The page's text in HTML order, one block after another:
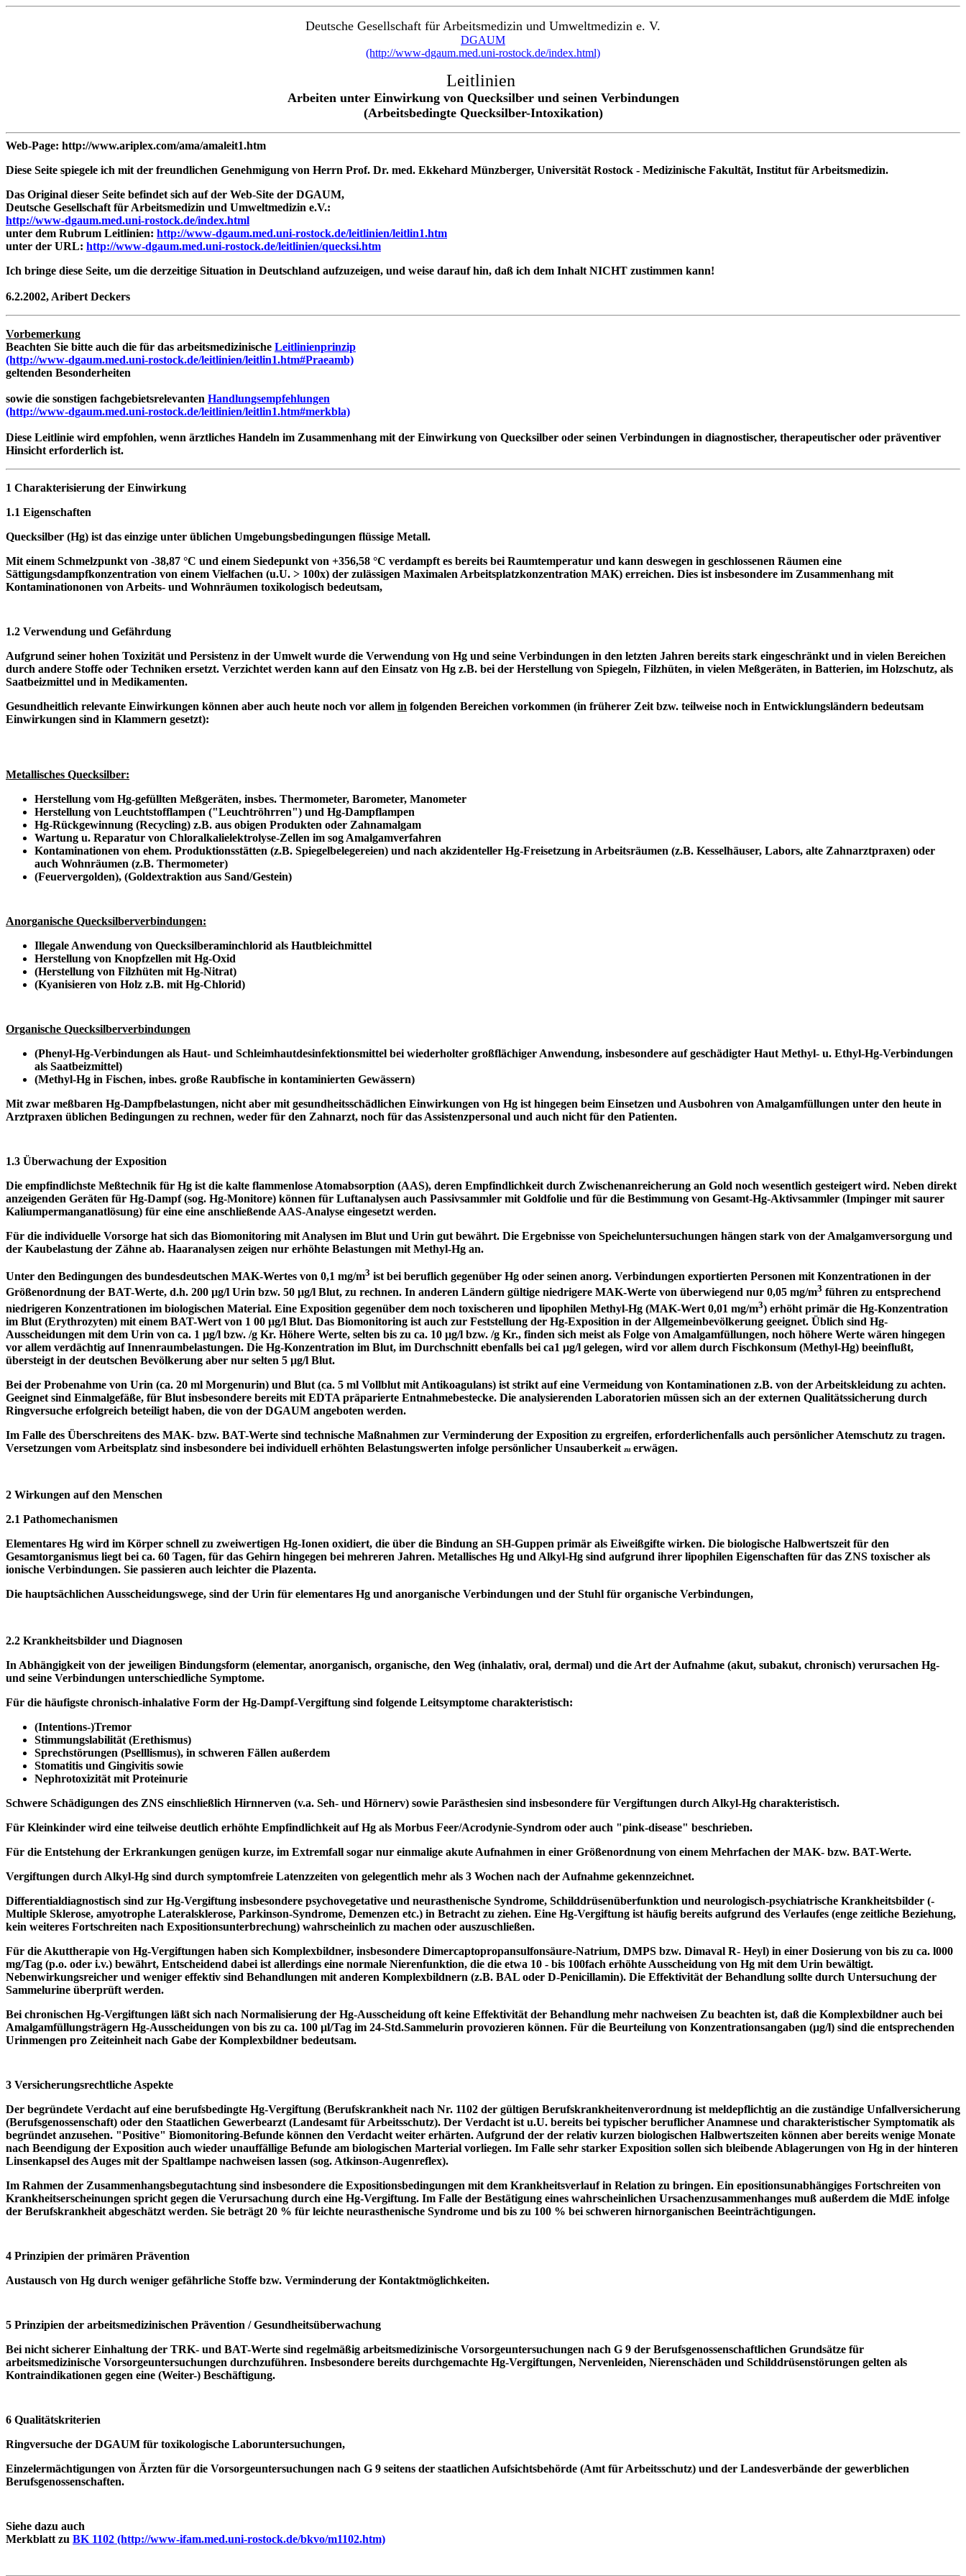
Deutsche Gesellschaft für Arbeitsmedizin und Umweltmedizin e. V.
DGAUM
(http://www-dgaum.med.uni-rostock.de/index.html)
Leitlinien
Arbeiten unter Einwirkung von Quecksilber und seinen Verbindungen
(Arbeitsbedingte Quecksilber-Intoxikation)
Web-Page: http://www.ariplex.com/ama/amaleit1.htm
Diese Seite spiegele ich mit der freundlichen Genehmigung von Herrn Prof. Dr. med. Ekkehard Münzberger, Universität Rostock - Medizinische Fakultät, Institut für Arbeitsmedizin.
Das Original dieser Seite befindet sich auf der Web-Site der DGAUM,
Deutsche Gesellschaft für Arbeitsmedizin und Umweltmedizin e.V.:
http://www-dgaum.med.uni-rostock.de/index.html
unter dem Rubrum Leitlinien: http://www-dgaum.med.uni-rostock.de/leitlinien/leitlin1.htm
unter der URL: http://www-dgaum.med.uni-rostock.de/leitlinien/quecksi.htm
Ich bringe diese Seite, um die derzeitige Situation in Deutschland aufzuzeigen, und weise darauf hin, daß ich dem Inhalt NICHT zustimmen kann!
6.2.2002, Aribert Deckers
Vorbemerkung
Beachten Sie bitte auch die für das arbeitsmedizinische Leitlinienprinzip
(http://www-dgaum.med.uni-rostock.de/leitlinien/leitlin1.htm#Praeamb)
geltenden Besonderheiten
sowie die sonstigen fachgebietsrelevanten Handlungsempfehlungen
(http://www-dgaum.med.uni-rostock.de/leitlinien/leitlin1.htm#merkbla)
Diese Leitlinie wird empfohlen, wenn ärztliches Handeln im Zusammenhang mit der Einwirkung von Quecksilber oder seinen Verbindungen in diagnostischer, therapeutischer oder präventiver
Hinsicht erforderlich ist.
1 Charakterisierung der Einwirkung
1.1 Eigenschaften
Quecksilber (Hg) ist das einzige unter üblichen Umgebungsbedingungen flüssige Metall.
Mit einem Schmelzpunkt von -38,87 °C und einem Siedepunkt von +356,58 °C verdampft es bereits bei Raumtemperatur und kann deswegen in geschlossenen Räumen eine
Sättigungsdampfkonzentration von einem Vielfachen (u.U. > 100x) der zulässigen Maximalen Arbeitsplatzkonzentration MAK) erreichen. Dies ist insbesondere im Zusammenhang mit
Kontaminationonen von Arbeits- und Wohnräumen toxikologisch bedeutsam,
1.2 Verwendung und Gefährdung
Aufgrund seiner hohen Toxizität und Persistenz in der Umwelt wurde die Verwendung von Hg und seine Verbindungen in den letzten Jahren bereits stark eingeschränkt und in vielen Bereichen
durch andere Stoffe oder Techniken ersetzt. Verzichtet werden kann auf den Einsatz von Hg z.B. bei der Herstellung von Spiegeln, Filzhüten, in vielen Meßgeräten, in Batterien, im Holzschutz, als
Saatbeizmittel und in Medikamenten.
Gesundheitlich relevante Einwirkungen können aber auch heute noch vor allem in folgenden Bereichen vorkommen (in früherer Zeit bzw. teilweise noch in Entwicklungsländern bedeutsam
Einwirkungen sind in Klammern gesetzt):
Metallisches Quecksilber:
Herstellung vom Hg-gefüllten Meßgeräten, insbes. Thermometer, Barometer, Manometer
Herstellung von Leuchtstofflampen ("Leuchtröhrren") und Hg-Dampflampen
Hg-Rückgewinnung (Recycling) z.B. aus obigen Produkten oder Zahnamalgam
Wartung u. Reparatur von Chloralkalielektrolyse-Zellen im sog Amalgamverfahren
Kontaminationen von ehem. Produktionsstätten (z.B. Spiegelbelegereien) und nach akzidenteller Hg-Freisetzung in Arbeitsräumen (z.B. Kesselhäuser, Labors, alte Zahnarztpraxen) oder
auch Wohnräumen (z.B. Thermometer)
(Feuervergolden), (Goldextraktion aus Sand/Gestein)
Anorganische Quecksilberverbindungen:
Illegale Anwendung von Quecksilberaminchlorid als Hautbleichmittel
Herstellung von Knopfzellen mit Hg-Oxid
(Herstellung von Filzhüten mit Hg-Nitrat)
(Kyanisieren von Holz z.B. mit Hg-Chlorid)
Organische Quecksilberverbindungen
(Phenyl-Hg-Verbindungen als Haut- und Schleimhautdesinfektionsmittel bei wiederholter großflächiger Anwendung, insbesondere auf geschädigter Haut Methyl- u. Ethyl-Hg-Verbindungen
als Saatbeizmittel)
(Methyl-Hg in Fischen, inbes. große Raubfische in kontaminierten Gewässern)
Mit zwar meßbaren Hg-Dampfbelastungen, nicht aber mit gesundheitsschädlichen Einwirkungen von Hg ist hingegen beim Einsetzen und Ausbohren von Amalgamfüllungen unter den heute in
Arztpraxen üblichen Bedingungen zu rechnen, weder für den Zahnarzt, noch für das Assistenzpersonal und auch nicht für den Patienten.
1.3 Überwachung der Exposition
Die empfindlichste Meßtechnik für Hg ist die kalte flammenlose Atomabsorption (AAS), deren Empfindlichkeit durch Zwischenanreicherung an Gold noch wesentlich gesteigert wird. Neben direkt
anzeigenden Geräten für Hg-Dampf (sog. Hg-Monitore) können für Luftanalysen auch Passivsammler mit Goldfolie und für die Bestimmung von Gesamt-Hg-Aktivsammler (Impinger mit saurer
Kaliumpermanganatlösung) für eine eine anschließende AAS-Analyse eingesetzt werden.
Für die individuelle Vorsorge hat sich das Biomonitoring mit Analysen im Blut und Urin gut bewährt. Die Ergebnisse von Speicheluntersuchungen hängen stark von der Amalgamversorgung und
der Kaubelastung der Zähne ab. Haaranalysen zeigen nur erhöhte Belastungen mit Methyl-Hg an.
Unter den Bedingungen des bundesdeutschen MAK-Wertes von 0,1 mg/m3 ist bei beruflich gegenüber Hg oder seinen anorg. Verbindungen exportierten Personen mit Konzentrationen in der
Größenordnung der BAT-Werte, d.h. 200 µg/l Urin bzw. 50 µg/l Blut, zu rechnen. In anderen Ländern gültige niedrigere MAK-Werte von überwiegend nur 0,05 mg/m3 führen zu entsprechend
niedrigeren Konzentrationen im biologischen Material. Eine Exposition gegenüber dem noch toxischeren und lipophilen Methyl-Hg (MAK-Wert 0,01 mg/m3) erhöht primär die Hg-Konzentration
im Blut (Erythrozyten) mit einem BAT-Wert von 1 00 µg/l Blut. Das Biomonitoring ist auch zur Feststellung der Hg-Exposition in der Allgemeinbevölkerung geeignet. Üblich sind Hg-
Ausscheidungen mit dem Urin von ca. 1 µg/l bzw. /g Kr. Höhere Werte, selten bis zu ca. 10 µg/l bzw. /g Kr., finden sich meist als Folge von Amalgamfüllungen, noch höhere Werte wären hingegen
vor allem verdächtig auf Innenraumbelastungen. Die Hg-Konzentration im Blut, im Durchschnitt ebenfalls bei ca1 µg/l gelegen, wird vor allem durch Fischkonsum (Methyl-Hg) beeinflußt,
übersteigt in der deutschen Bevölkerung aber nur selten 5 µg/l Blut.
Bei der Probenahme von Urin (ca. 20 ml Morgenurin) und Blut (ca. 5 ml Vollblut mit Antikoagulans) ist strikt auf eine Vermeidung von Kontaminationen z.B. von der Arbeitskleidung zu achten.
Geeignet sind Einmalgefäße, für Blut insbesondere bereits mit EDTA präparierte Entnahmebestecke. Die analysierenden Laboratorien müssen sich an der externen Qualitätssicherung durch
Ringversuche erfolgreich beteiligt haben, die von der DGAUM angeboten werden.
Im Falle des Überschreitens des MAK- bzw. BAT-Werte sind technische Maßnahmen zur Verminderung der Exposition zu ergreifen, erforderlichenfalls auch persönlicher Atemschutz zu tragen.
Versetzungen vom Arbeitsplatz sind insbesondere bei individuell erhöhten Belastungswerten infolge persönlicher Unsauberkeit zu erwägen.
2 Wirkungen auf den Menschen
2.1 Pathomechanismen
Elementares Hg wird im Körper schnell zu zweiwertigen Hg-Ionen oxidiert, die über die Bindung an SH-Guppen primär als Eiweißgifte wirken. Die biologische Halbwertszeit für den
Gesamtorganismus liegt bei ca. 60 Tagen, für das Gehirn hingegen bei mehreren Jahren. Metallisches Hg und Alkyl-Hg sind aufgrund ihrer lipophilen Eigenschaften für das ZNS toxischer als
ionische Verbindungen. Sie passieren auch leichter die Plazenta.
Die hauptsächlichen Ausscheidungswege, sind der Urin für elementares Hg und anorganische Verbindungen und der Stuhl für organische Verbindungen,
2.2 Krankheitsbilder und Diagnosen
In Abhängigkeit von der jeweiligen Bindungsform (elementar, anorganisch, organische, den Weg (inhalativ, oral, dermal) und die Art der Aufnahme (akut, subakut, chronisch) verursachen Hg-
und seine Verbindungen unterschiedliche Symptome.
Für die häufigste chronisch-inhalative Form der Hg-Dampf-Vergiftung sind folgende Leitsymptome charakteristisch:
(Intentions-)Tremor
Stimmungslabilität (Erethismus)
Sprechstörungen (Pselllismus), in schweren Fällen außerdem
Stomatitis und Gingivitis sowie
Nephrotoxizität mit Proteinurie
Schwere Schädigungen des ZNS einschließlich Hirnnerven (v.a. Seh- und Hörnerv) sowie Parästhesien sind insbesondere für Vergiftungen durch Alkyl-Hg charakteristisch.
Für Kleinkinder wird eine teilweise deutlich erhöhte Empfindlichkeit auf Hg als Morbus Feer/Acrodynie-Syndrom oder auch "pink-disease" beschrieben.
Für die Entstehung der Erkrankungen genügen kurze, im Extremfall sogar nur einmalige akute Aufnahmen in einer Größenordnung von einem Mehrfachen der MAK- bzw. BAT-Werte.
Vergiftungen durch Alkyl-Hg sind durch symptomfreie Latenzzeiten von gelegentlich mehr als 3 Wochen nach der Aufnahme gekennzeichnet.
Differentialdiagnostisch sind zur Hg-Vergiftung insbesondere psychovegetative und neurasthenische Syndrome, Schilddrüsenüberfunktion und neurologisch-psychiatrische Krankheitsbilder (-
Multiple Sklerose, amyotrophe Lateralsklerose, Parkinson-Syndrome, Demenzen etc.) in Betracht zu ziehen. Eine Hg-Vergiftung ist häufig bereits aufgrund des Verlaufes (enge zeitliche Beziehung,
kein weiteres Fortschreiten nach Expositionsunterbrechung) wahrscheinlich zu machen oder auszuschließen.
Für die Akuttherapie von Hg-Vergiftungen haben sich Komplexbildner, insbesondere Dimercaptopropansulfonsäure-Natrium, DMPS bzw. Dimaval R- Heyl) in einer Dosierung von bis zu ca. l000
mg/Tag (p.o. oder i.v.) bewährt, Entscheidend dabei ist allerdings eine normale Nierenfunktion, die die etwa 10 - bis 100fach erhöhte Ausscheidung von Hg mit dem Urin bewältigt.
Nebenwirkungsreicher und weniger effektiv sind Behandlungen mit anderen Komplexbildnern (z.B. BAL oder D-Penicillamin). Die Effektivität der Behandlung sollte durch Untersuchung der
Sammelurine überprüft werden.
Bei chronischen Hg-Vergiftungen läßt sich nach Normalisierung der Hg-Ausscheidung oft keine Effektivität der Behandlung mehr nachweisen Zu beachten ist, daß die Komplexbildner auch bei
Amalgamfüllungsträgern Hg-Ausscheidungen von bis zu ca. 100 µl/Tag im 24-Std.Sammelurin provozieren können. Für die Beurteilung von Konzentrationsangaben (µg/l) sind die entsprechenden
Urinmengen pro Zeiteinheit nach Gabe der Komplexbildner bedeutsam.
3 Versicherungsrechtliche Aspekte
Der begründete Verdacht auf eine berufsbedingte Hg-Vergiftung (Berufskrankheit nach Nr. 1102 der gültigen Berufskrankheitenverordnung ist meldepflichtig an die zuständige Unfallversicherung
(Berufsgenossenschaft) oder den Staatlichen Gewerbearzt (Landesamt für Arbeitsschutz). Der Verdacht ist u.U. bereits bei typischer beruflicher Anamnese und charakteristischer Symptomatik als
begründet anzusehen. "Positive" Biomonitoring-Befunde können den Verdacht weiter erhärten. Aufgrund der der relativ kurzen biologischen Halbwertszeiten können aber bereits wenige Monate
nach Beendigung der Exposition auch wieder unauffällige Befunde am biologischen Marterial vorliegen. Im Falle sehr starker Exposition sollen sich bleibende Ablagerungen von Hg in der hinteren
Linsenkapsel des Auges mit der Spaltlampe nachweisen lassen (sog. Atkinson-Augenreflex).
Im Rahmen der Zusammenhangsbegutachtung sind insbesondere die Expositionsbedingungen mit dem Krankheitsverlauf in Relation zu bringen. Ein epositionsunabhängiges Fortschreiten von
Krankheitserscheinungen spricht gegen die Verursachung durch eine Hg-Vergiftung. Im Falle der Bestätigung eines wahrscheinlichen Ursachenzusammenhanges muß außerdem die MdE infolge
der Berufskrankheit abgeschätzt werden. Sie beträgt 20 % für leichte neurasthenische Syndrome und bis zu 100 % bei schweren hirnorganischen Beeinträchtigungen.
4 Prinzipien der primären Prävention
Austausch von Hg durch weniger gefährliche Stoffe bzw. Verminderung der Kontaktmöglichkeiten.
5 Prinzipien der arbeitsmedizinischen Prävention / Gesundheitsüberwachung
Bei nicht sicherer Einhaltung der TRK- und BAT-Werte sind regelmäßig arbeitsmedizinische Vorsorgeuntersuchungen nach G 9 der Berufsgenossenschaftlichen Grundsätze für
arbeitsmedizinische Vorsorgeuntersuchungen durchzuführen. Insbesondere bereits durchgemachte Hg-Vergiftungen, Nervenleiden, Nierenschäden und Schilddrüsenstörungen gelten als
Kontraindikationen gegen eine (Weiter-) Beschäftigung.
6 Qualitätskriterien
Ringversuche der DGAUM für toxikologische Laboruntersuchungen,
Einzelermächtigungen von Ärzten für die Vorsorgeuntersuchungen nach G 9 seitens der staatlichen Aufsichtsbehörde (Amt für Arbeitsschutz) und der Landesverbände der gewerblichen
Berufsgenossenschaften.
Siehe dazu auch
Merkblatt zu BK 1102 (http://www-ifam.med.uni-rostock.de/bkvo/m1102.htm)